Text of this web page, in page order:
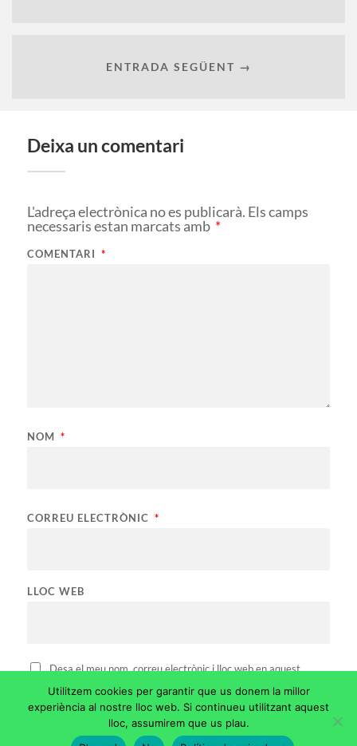
ENTRADA SEGÜENT →
Deixa un comentari
L'adreça electrònica no es publicarà. Els camps
necessaris estan marcats amb *
COMENTARI *
NOM *
CORREU ELECTRÒNIC *
LLOC WEB
Desa el meu nom, correu electrònic i lloc web en aquest
Utilitzem cookies per garantir que us donem la millor
experiència al nostre lloc web. Si continueu utilitzant aquest
lloc, assumirem que us plau.